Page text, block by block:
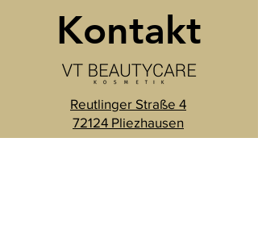
Kontakt
Reutlinger Straße 4
72124 Pliezhausen